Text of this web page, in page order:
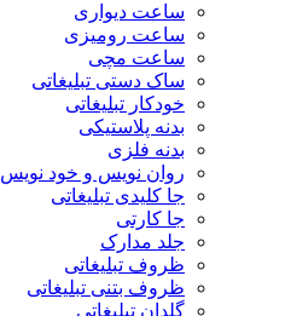
ساعت دیواری
ساعت رومیزی
ساعت مچی
ساک دستی تبلیغاتی
خودکار تبلیغاتی
بدنه پلاستیکی
بدنه فلزی
روان نویس و خود نویس
جا کلیدی تبلیغاتی
جا کارتی
جلد مدارک
ظروف تبلیغاتی
ظروف بتنی تبلیغاتی
گلدان تبلیغاتی